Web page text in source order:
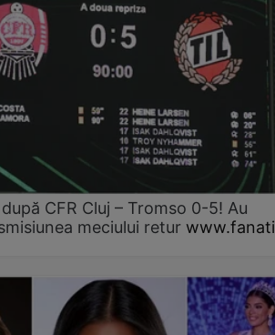
CFR Cluj – Tromso 0-5! Au
meciului retur